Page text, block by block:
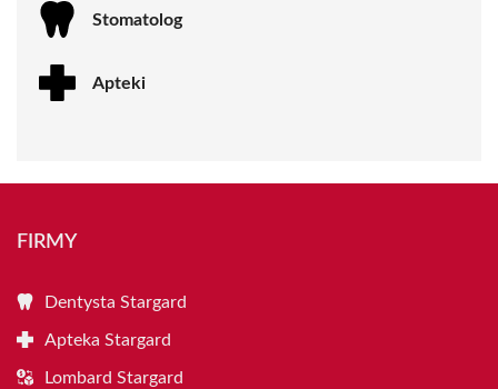
Stomatolog
Apteki
FIRMY
Dentysta Stargard
Apteka Stargard
Lombard Stargard